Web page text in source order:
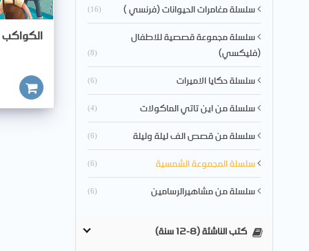
الكواكب
أضف للسلة
سلسلة مغامرات الحيوانات (فرنسي ) (16)
سلسلة مجموعة قصصية للاطفال
(فليكسي)
(8)
سلسلة حكايا الاميرات (6)
سلسلة من اين تاتي الماكولات (4)
سلسلة من قصص الف ليلة وليلة (6)
سلسلة المجموعة الشمسية (6)
سلسلة من مشاهيرالرسامين (6)
كتب الناشئة (8-12 سنة)